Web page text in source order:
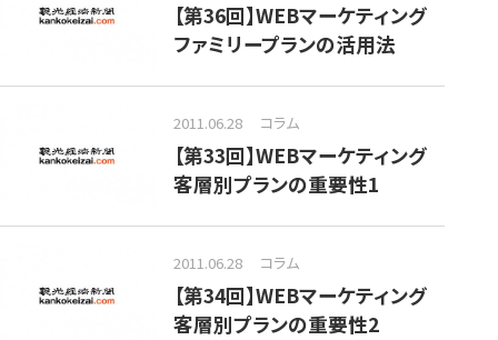
【第36回】WEBマーケティング
ファミリープランの活用法
2011.06.28 コラム
【第33回】WEBマーケティング
客層別プランの重要性1
2011.06.28 コラム
【第34回】WEBマーケティング
客層別プランの重要性2